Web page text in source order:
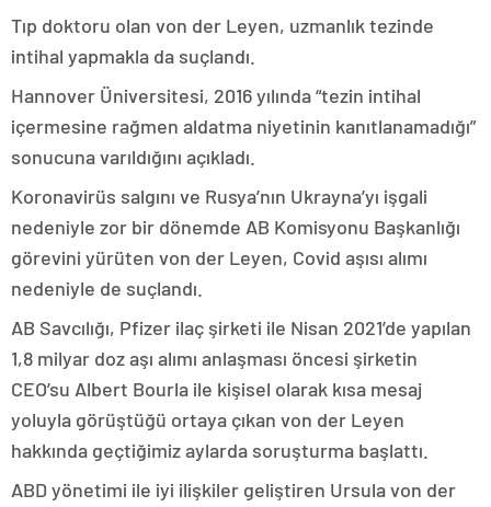
Tıp doktoru olan von der Leyen, uzmanlık tezinde
intihal yapmakla da suçlandı.
Hannover Üniversitesi, 2016 yılında “tezin intihal
içermesine rağmen aldatma niyetinin kanıtlanamadığı”
sonucuna varıldığını açıkladı.
Koronavirüs salgını ve Rusya’nın Ukrayna’yı işgali
nedeniyle zor bir dönemde AB Komisyonu Başkanlığı
görevini yürüten von der Leyen, Covid aşısı alımı
nedeniyle de suçlandı.
AB Savcılığı, Pfizer ilaç şirketi ile Nisan 2021’de yapılan
1,8 milyar doz aşı alımı anlaşması öncesi şirketin
CEO’su Albert Bourla ile kişisel olarak kısa mesaj
yoluyla görüştüğü ortaya çıkan von der Leyen
hakkında geçtiğimiz aylarda soruşturma başlattı.
ABD yönetimi ile iyi ilişkiler geliştiren Ursula von der